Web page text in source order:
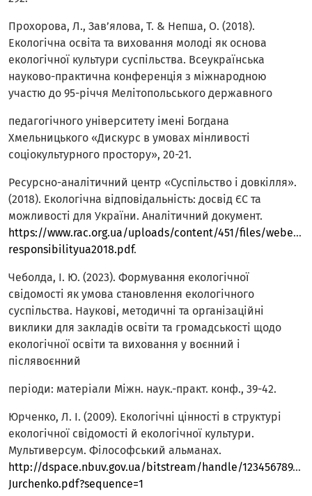
Прохорова, Л., Зав’ялова, Т. & Непша, О. (2018).
Екологічна освіта та виховання молоді як основа
екологічної культури cуспільства. Всеукраїнська
науково-практична конференція з міжнародною
участю до 95-річчя Мелітопольського державного
педагогічного університету імені Богдана
Хмельницького «Дискурс в умовах мінливості
соціокультурного простору», 20-21.
Ресурсно-аналітичний центр «Суспільство і довкілля».
(2018). Екологічна відповідальність: досвід ЄС та
можливості для України. Аналітичний документ.
https://www.rac.org.ua/uploads/content/451/files/
responsibilityua2018.pdf.
Чеболда, І. Ю. (2023). Формування екологічної
свідомості як умова становлення екологічного
суспільства. Наукові, методичні та організаційні
виклики для закладів освіти та громадськості щодо
екологічної освіти та виховання у воєнний і
післявоєнний
періоди: матеріали Міжн. наук.-практ. конф., 39-42.
Юрченко, Л. І. (2009). Екологічні цінності в структурі
екологічної свідомості й екологічної культури.
Мультиверсум. Філософський альманах.
http://dspace.nbuv.gov.ua/bitstream/handle/123456789/
Jurchenko.pdf?sequence=1